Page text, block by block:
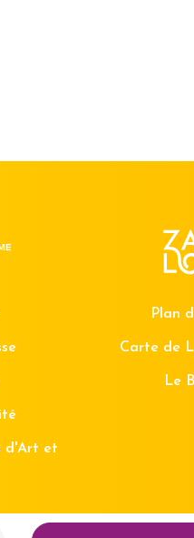
d'Art et
Plan
Carte de
Le